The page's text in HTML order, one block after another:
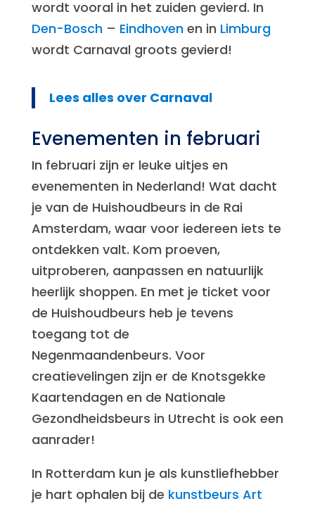
wordt vooral in het zuiden gevierd. In
Den-Bosch– Eindhovenen in Limburg
wordt Carnaval groots gevierd!
Lees alles over Carnaval
Evenementen in februari
In februari zijn er leuke uitjes en
evenementen in Nederland! Wat dacht
je van de Huishoudbeurs in de Rai
Amsterdam, waar voor iedereen iets te
ontdekken valt. Kom proeven,
uitproberen, aanpassen en natuurlijk
heerlijk shoppen. En met je ticket voor
de Huishoudbeurs heb je tevens
toegang tot de
Negenmaandenbeurs. Voor
creatievelingen zijn er de Knotsgekke
Kaartendagen en de Nationale
Gezondheidsbeurs in Utrecht is ook een
aanrader!
In Rotterdam kun je als kunstliefhebber
je hart ophalen bij de kunstbeurs Art